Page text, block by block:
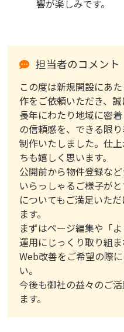
響が楽しみです。
担当者のコメント
この度は新規開設にあ
作をご依頼いただき、誠
長年にわたり地域に密
の信頼感を、できる限
制作いたしました。仕
ちも嬉しく思います。
公開前から物件登録な
いらっしゃるご様子が
についてもご満足いた
ます。
まずはページ編集や「
運用にじっくり取り組
Web改善をご希望の際
い。
今後も御社の益々のご
ます。